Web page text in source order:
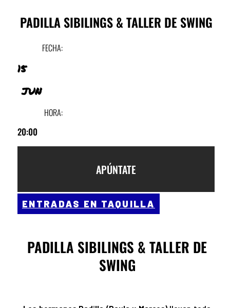
PADILLA SIBILINGS & TALLER DE SWING
FECHA:
15
JUN
HORA:
20:00
APÚNTATE
ENTRADAS EN TAQUILLA
PADILLA SIBILINGS & TALLER DE
SWING